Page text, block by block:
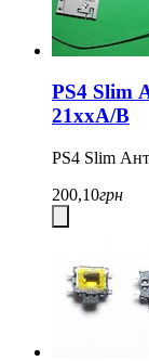
PS4 Slim
21xxA/B
PS4 Slim
200,10грн